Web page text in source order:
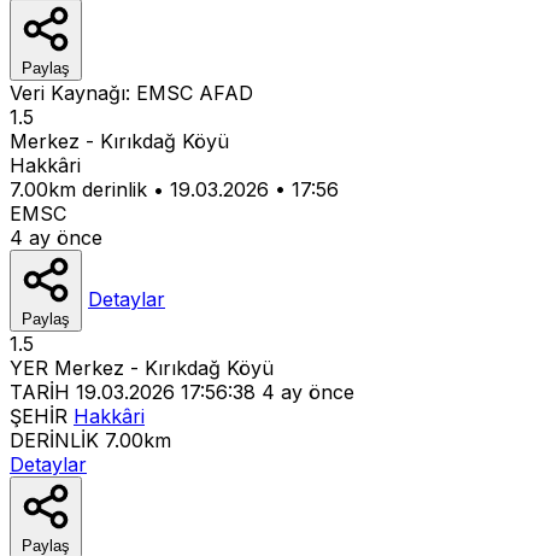
Paylaş
Veri Kaynağı: EMSC AFAD
1.5
Merkez - Kırıkdağ Köyü
Hakkâri
7.00km derinlik • 19.03.2026 • 17:56
EMSC
4 ay önce
Paylaş
Detaylar
1.5
YER Merkez - Kırıkdağ Köyü
TARİH 19.03.2026 17:56:38 4 ay önce
ŞEHİR Hakkâri
DERİNLİK 7.00km
Detaylar
Paylaş